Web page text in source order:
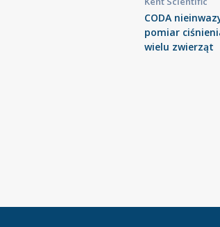
CODA
pomiar
wielu zwierząt